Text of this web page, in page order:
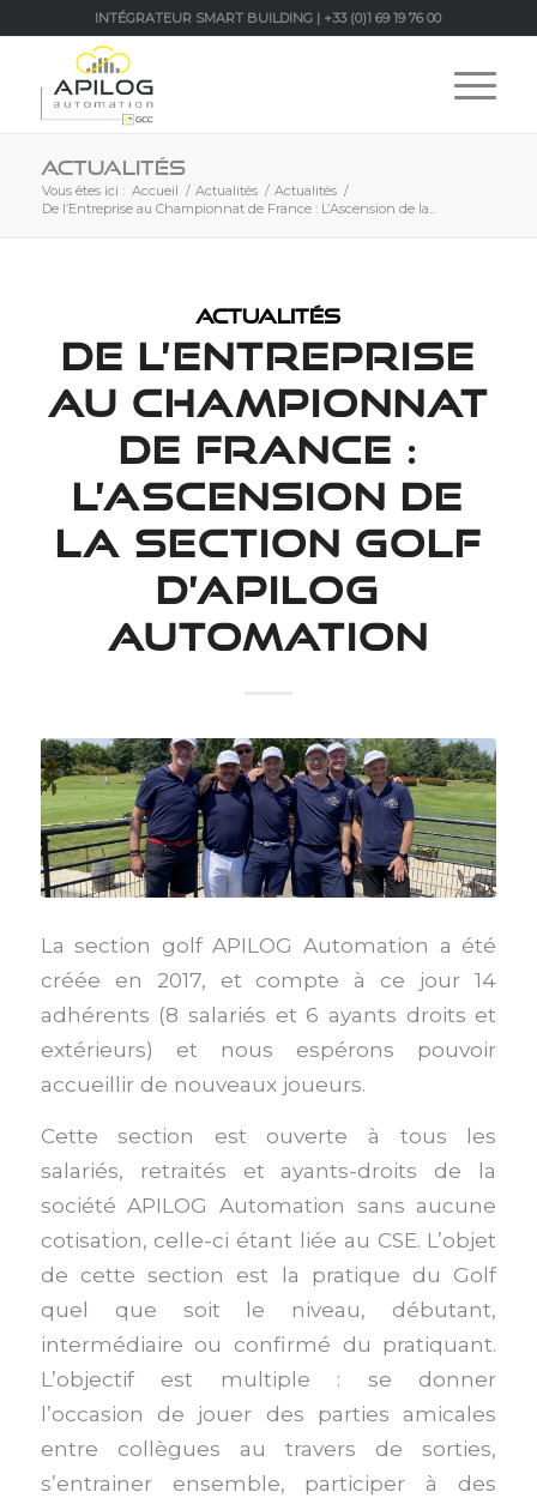
INTÉGRATEUR SMART BUILDING | +33 (0)1 69 19 76 00
Actualités
Vous êtes ici : Accueil / Actualités / Actualités /
De l’Entreprise au Championnat de France : L’Ascension de la...
ACTUALITÉS
DE L’ENTREPRISE
AU CHAMPIONNAT
DE FRANCE :
L’ASCENSION DE
LA SECTION GOLF
D’APILOG
AUTOMATION
La section golf APILOG Automation a été
créée en 2017, et compte à ce jour 14
adhérents (8 salariés et 6 ayants droits et
extérieurs) et nous espérons pouvoir
accueillir de nouveaux joueurs.
Cette section est ouverte à tous les
salariés, retraités et ayants-droits de la
société APILOG Automation sans aucune
cotisation, celle-ci étant liée au CSE. L’objet
de cette section est la pratique du Golf
quel que soit le niveau, débutant,
intermédiaire ou confirmé du pratiquant.
L’objectif est multiple : se donner
l’occasion de jouer des parties amicales
entre collègues au travers de sorties,
s’entrainer ensemble, participer à des